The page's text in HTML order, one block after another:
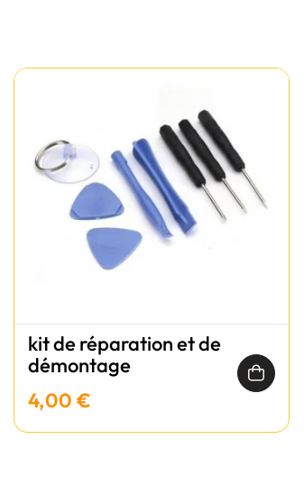
kit de réparation et de
démontage
4,00 €